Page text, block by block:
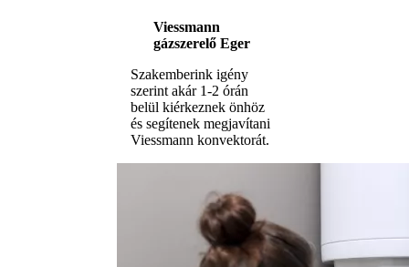
Viessmann
gázszerelő Eger
Szakemberink igény
szerint akár 1-2 órán
belül kiérkeznek önhöz
és segítenek megjavítani
Viessmann konvektorát.